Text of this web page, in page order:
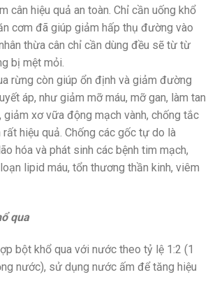
cân hiệu quả an toàn. Chỉ cần uống khổ
cơm đã giúp giảm hấp thụ đường vào
thừa cân chỉ cần dùng đều sẽ từ từ
bị mệt mỏi.
rừng còn giúp ổn định và giảm đường
áp, như giảm mỡ máu, mỡ gan, làm tan
xơ vữa động mạch vành, chống tắc
hiệu quả. Chống các gốc tự do là
hóa và phát sinh các bệnh tim mạch,
lipid máu, tổn thương thần kinh, viêm
qua
bột khổ qua với nước theo tỷ lệ 1:2 (1
nước), sử dụng nước ấm để tăng hiệu